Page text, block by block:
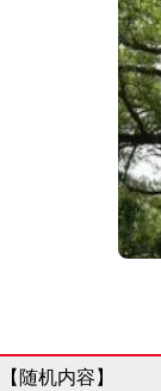
【随机内容】